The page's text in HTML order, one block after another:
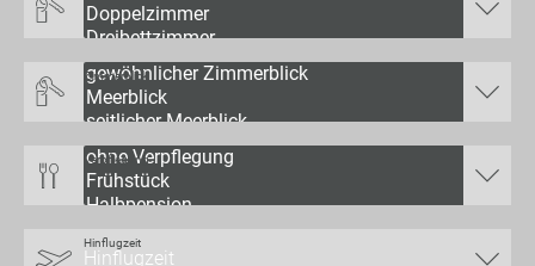
Zimmerblick
Verpflegung
Hinflugzeit